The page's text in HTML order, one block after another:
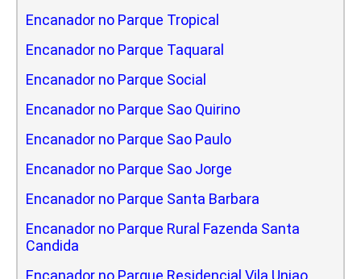
Encanador no Parque Tropical
Encanador no Parque Taquaral
Encanador no Parque Social
Encanador no Parque Sao Quirino
Encanador no Parque Sao Paulo
Encanador no Parque Sao Jorge
Encanador no Parque Santa Barbara
Encanador no Parque Rural Fazenda Santa
Candida
Encanador no Parque Residencial Vila Uniao